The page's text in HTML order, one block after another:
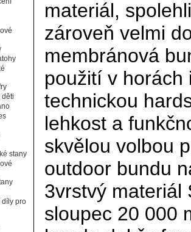
děti
stany
díly pro
materiál,
zároveň velmi
membránová
použití v horách
technickou
lehkost a
skvělou volbou
outdoor bundu
3vrstvý materiál
sloupec 20 000